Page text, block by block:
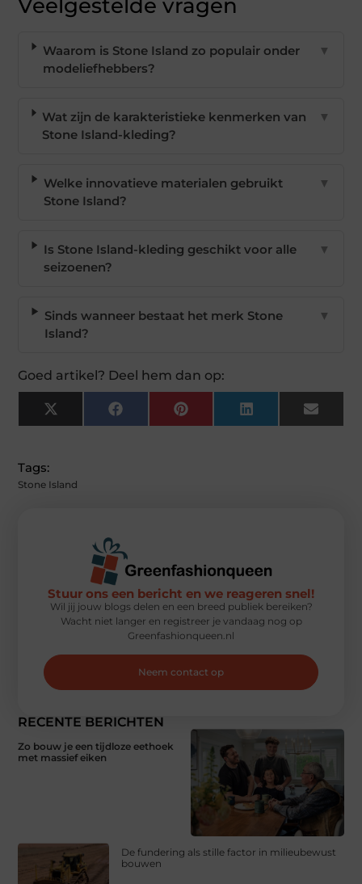
Veelgestelde vragen
Waarom is Stone Island zo populair onder
modeliefhebbers?
▼
Wat zijn de karakteristieke kenmerken van
Stone Island-kleding?
▼
Welke innovatieve materialen gebruikt
Stone Island?
▼
Is Stone Island-kleding geschikt voor alle
seizoenen?
▼
Sinds wanneer bestaat het merk Stone
Island?
▼
Goed artikel? Deel hem dan op:
X
(Twitter)
FacebookPinterest LinkedIn Email
Tags:
Stone Island
RECENTE BERICHTEN
Zo bouw je een tijdloze eethoek
met massief eiken
De fundering als stille factor in milieubewust
bouwen
Stuur ons een bericht en we reageren snel!
Wil jij jouw blogs delen en een breed publiek bereiken?
Wacht niet langer en registreer je vandaag nog op
Greenfashionqueen.nl
Neem contact op